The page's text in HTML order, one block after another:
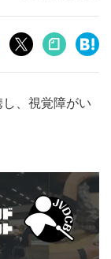
、視覚障がい